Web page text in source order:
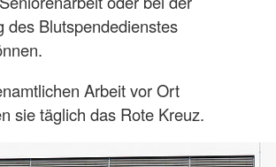
des Blutspendedienstes
Arbeit vor Ort
sie täglich das Rote Kreuz.